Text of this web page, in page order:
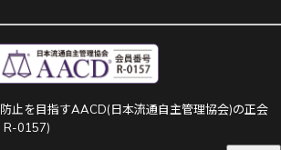
止を目指すAACD(日本流通自主管理協会)の正会
R-0157)